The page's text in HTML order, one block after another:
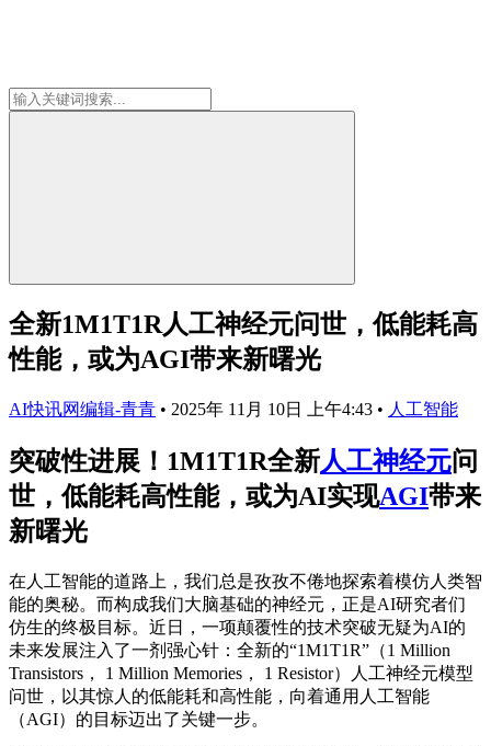
全新1M1T1R人工神经元问世，低能耗高
性能，或为AGI带来新曙光
AI快讯网编辑-青青 • 2025年 11月 10日 上午4:43 • 人工智能
突破性进展！1M1T1R全新人工神经元问
世，低能耗高性能，或为AI实现AGI带来
新曙光
在人工智能的道路上，我们总是孜孜不倦地探索着模仿人类智
能的奥秘。而构成我们大脑基础的神经元，正是AI研究者们
仿生的终极目标。近日，一项颠覆性的技术突破无疑为AI的
未来发展注入了一剂强心针：全新的“1M1T1R”（1 Million
Transistors， 1 Million Memories， 1 Resistor）人工神经元模型
问世，以其惊人的低能耗和高性能，向着通用人工智能
（AGI）的目标迈出了关键一步。